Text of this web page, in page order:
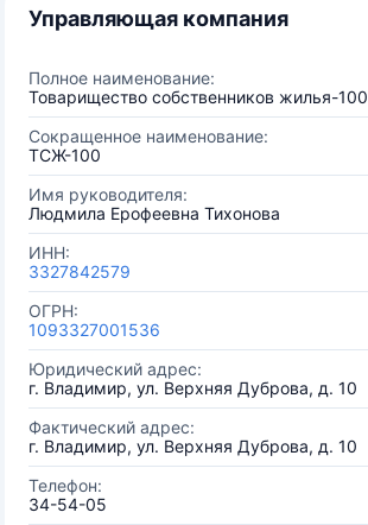
Управляющая компания
Полное наименование:
Товарищество собственников жилья-100
Сокращенное наименование:
ТСЖ-100
Имя руководителя:
Людмила Ерофеевна Тихонова
ИНН:
3327842579
ОГРН:
1093327001536
Юридический адрес:
г. Владимир, ул. Верхняя Дуброва, д. 10
Фактический адрес:
г. Владимир, ул. Верхняя Дуброва, д. 10
Телефон:
34-54-05